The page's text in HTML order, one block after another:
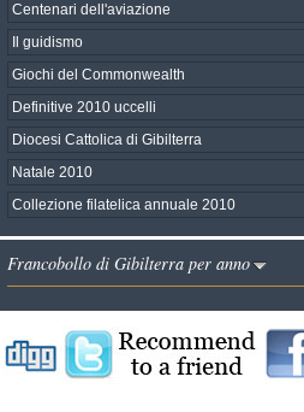
Centenari dell'aviazione
Il guidismo
Giochi del Commonwealth
Definitive 2010 uccelli
Diocesi Cattolica di Gibilterra
Natale 2010
Collezione filatelica annuale 2010
Francobollo di Gibilterra per anno